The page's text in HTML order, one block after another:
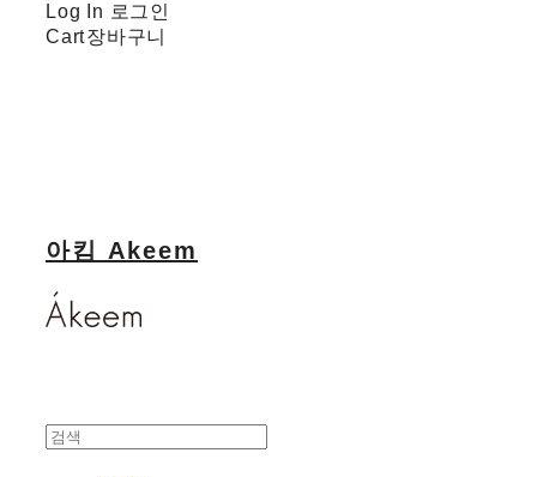
Log In 로그인
Cart장바구니
아킴 Akeem